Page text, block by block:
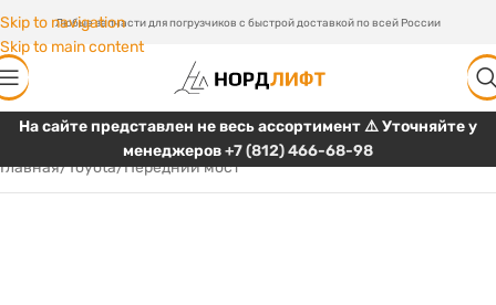
Skip to navigation
Skip to main content
Любые запчасти для погрузчиков с быстрой доставкой по всей России
На сайте представлен не весь ассортимент ⚠️ Уточняйте у
менеджеров+7 (812) 466-68-98
Главная/Toyota/Передний мост